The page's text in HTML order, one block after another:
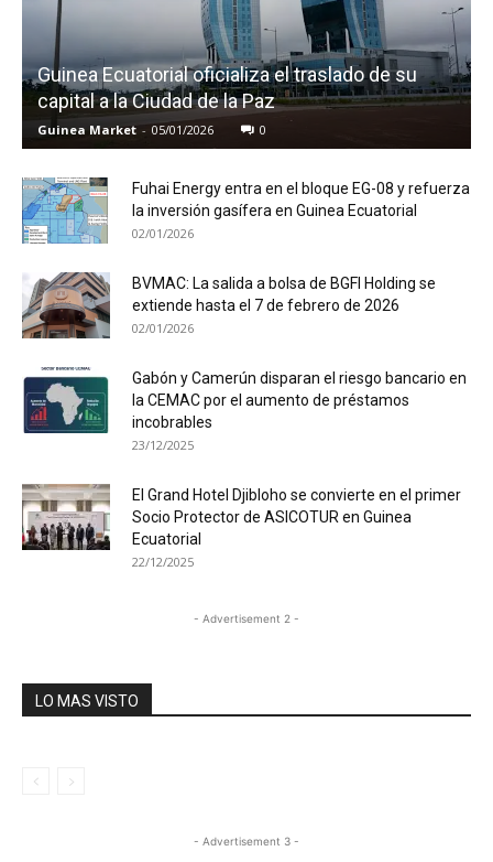
Guinea Ecuatorial oficializa el traslado de su
capital a la Ciudad de la Paz
Guinea Market - 05/01/2026 0
Fuhai Energy entra en el bloque EG-08 y refuerza
la inversión gasífera en Guinea Ecuatorial
02/01/2026
BVMAC: La salida a bolsa de BGFI Holding se
extiende hasta el 7 de febrero de 2026
02/01/2026
Gabón y Camerún disparan el riesgo bancario en
la CEMAC por el aumento de préstamos
incobrables
23/12/2025
El Grand Hotel Djibloho se convierte en el primer
Socio Protector de ASICOTUR en Guinea
Ecuatorial
22/12/2025
- Advertisement 2 -
LO MAS VISTO
- Advertisement 3 -